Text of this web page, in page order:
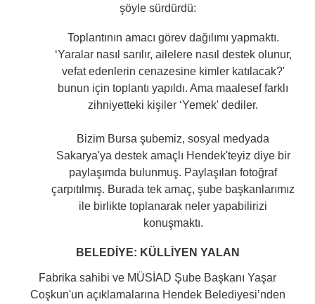
şöyle sürdürdü:
Toplantının amacı görev dağılımı yapmaktı.
‘Yaralar nasıl sarılır, ailelere nasıl destek olunur,
vefat edenlerin cenazesine kimler katılacak?'
bunun için toplantı yapıldı. Ama maalesef farklı
zihniyetteki kişiler ‘Yemek' dediler.
Bizim Bursa şubemiz, sosyal medyada
Sakarya'ya destek amaçlı Hendek'teyiz diye bir
paylaşımda bulunmuş. Paylaşılan fotoğraf
çarpıtılmış. Burada tek amaç, şube başkanlarımız
ile birlikte toplanarak neler yapabilirizi
konuşmaktı.
BELEDİYE: KÜLLİYEN YALAN
Fabrika sahibi ve MÜSİAD Şube Başkanı Yaşar
Coşkun'un açıklamalarına Hendek Belediyesi’nden